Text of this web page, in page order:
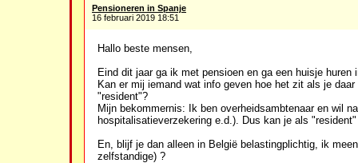
Pensioneren in Spanje
16 februari 2019 18:51
Hallo beste mensen,
Eind dit jaar ga ik met pensioen en ga een huisje huren
Kan er mij iemand wat info geven hoe het zit als je
"resident"?
Mijn bekommernis: Ik ben overheidsambtenaar en wil
hospitalisatieverzekering e.d.). Dus kan je als
En, blijf je dan alleen in België belastingplichtig, ik
zelfstandige) ?